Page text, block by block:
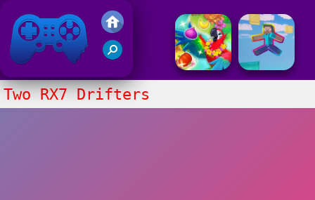
Juegos Friv 2017
Two RX7 Drifters